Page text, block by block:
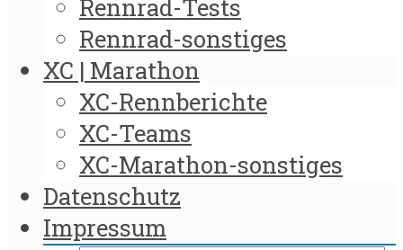
Rennrad-Tests
Rennrad-sonstiges
XC | Marathon
XC-Rennberichte
XC-Teams
XC-Marathon-sonstiges
Datenschutz
Impressum